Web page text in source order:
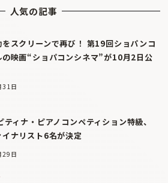
人気の記事
をスクリーンで再び！ 第19回ショパンコ
の映画“ショパコンシネマ”が10月2日公
31日
ィナ・ピアノコンペティション特級、
イナリスト6名が決定
29日